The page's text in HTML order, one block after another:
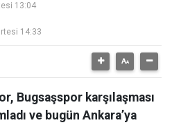
13:04
14:33
Bugsaşspor karşılaşması
ve bugün Ankara’ya